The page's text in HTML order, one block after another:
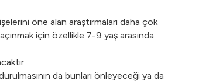
öne alan araştırmaları daha çok
için özellikle 7-9 yaş arasında
da bunları önleyeceği ya da